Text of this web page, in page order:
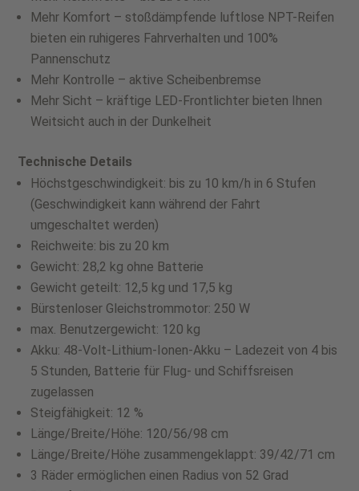
Mehr Komfort – stoßdämpfende luftlose NPT-Reifen
bieten ein ruhigeres Fahrverhalten und 100%
Pannenschutz
Mehr Kontrolle – aktive Scheibenbremse
Mehr Sicht – kräftige LED-Frontlichter bieten Ihnen
Weitsicht auch in der Dunkelheit
Technische Details
Höchstgeschwindigkeit: bis zu 10 km/h in 6 Stufen
(Geschwindigkeit kann während der Fahrt
umgeschaltet werden)
Reichweite: bis zu 20 km
Gewicht: 28,2 kg ohne Batterie
Gewicht geteilt: 12,5 kg und 17,5 kg
Bürstenloser Gleichstrommotor: 250 W
max. Benutzergewicht: 120 kg
Akku: 48-Volt-Lithium-Ionen-Akku – Ladezeit von 4 bis
5 Stunden, Batterie für Flug- und Schiffsreisen
zugelassen
Steigfähigkeit: 12 %
Länge/Breite/Höhe: 120/56/98 cm
Länge/Breite/Höhe zusammengeklappt: 39/42/71 cm
3 Räder ermöglichen einen Radius von 52 Grad